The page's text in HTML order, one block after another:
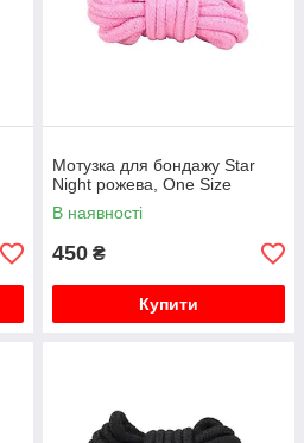
Мотузка для бондажу Star
Night рожева, One Size
В наявності
450 ₴
Купити